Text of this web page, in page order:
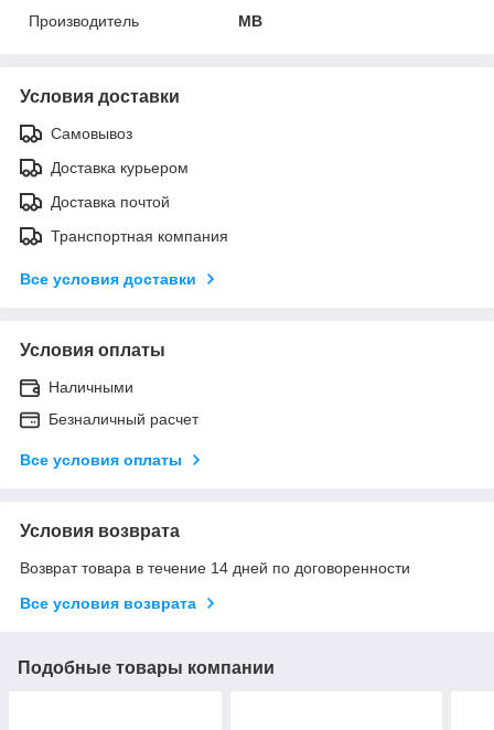
Производитель
MB
Условия доставки
Самовывоз
Доставка курьером
Доставка почтой
Транспортная компания
Все условия доставки
Условия оплаты
Наличными
Безналичный расчет
Все условия оплаты
Условия возврата
Возврат товара в течение 14 дней по договоренности
Все условия возврата
Подобные товары компании